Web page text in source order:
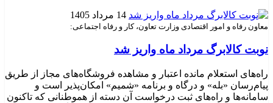
14 مرداد 1405
معاون رفاه و امور اقتصادی وزارت تعاون، کار و رفاه اجتماعی:
نوبت کالابرگ مرداد ماه واریز شد
راه‌های استعلام مانده اعتبار و مشاهده فروشگاه‌های مجاز از طریق
پیام‌رسان «بله» و درگاه و برنامه «شمیم» امکان‌پذیر است و
سامانه‌ها و راه‌های ثبت درخواست آن دسته از هموطنانی که تاکنون